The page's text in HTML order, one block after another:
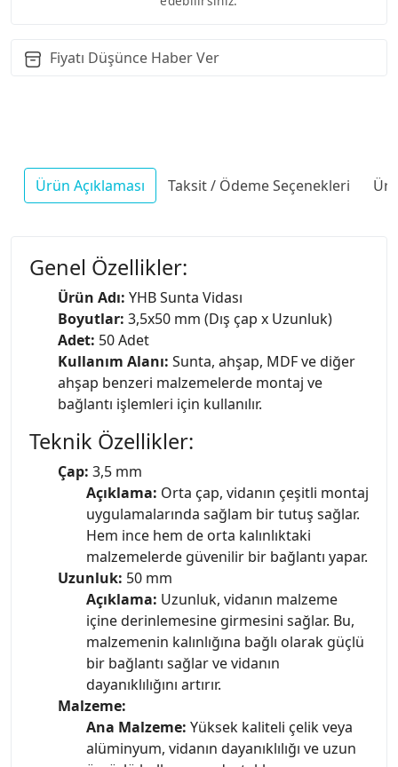
Fiyatı Düşünce Haber Ver
Ürün Açıklaması Taksit / Ödeme Seçenekleri
Genel Özellikler:
Ürün Adı: YHB Sunta Vidası
Boyutlar: 3,5x50 mm (Dış çap x Uzunluk)
Adet: 50 Adet
Kullanım Alanı: Sunta, ahşap, MDF ve diğer
ahşap benzeri malzemelerde montaj ve
bağlantı işlemleri için kullanılır.
Teknik Özellikler:
Çap: 3,5 mm
Açıklama: Orta çap, vidanın çeşitli montaj
uygulamalarında sağlam bir tutuş sağlar.
Hem ince hem de orta kalınlıktaki
malzemelerde güvenilir bir bağlantı yapar.
Uzunluk: 50 mm
Açıklama: Uzunluk, vidanın malzeme
içine derinlemesine girmesini sağlar. Bu,
malzemenin kalınlığına bağlı olarak güçlü
bir bağlantı sağlar ve vidanın
dayanıklılığını artırır.
Malzeme:
Ana Malzeme: Yüksek kaliteli çelik veya
alüminyum, vidanın dayanıklılığı ve uzun